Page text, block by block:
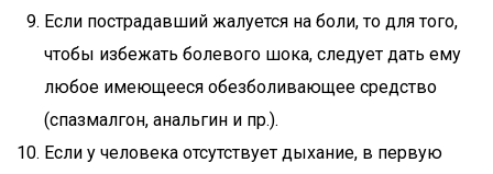
Если пострадавший жалуется на боли, то для того,
чтобы избежать болевого шока, следует дать ему
любое имеющееся обезболивающее средство
(спазмалгон, анальгин и пр.).
Если у человека отсутствует дыхание, в первую